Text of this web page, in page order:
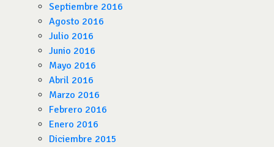
Septiembre 2016
Agosto 2016
Julio 2016
Junio 2016
Mayo 2016
Abril 2016
Marzo 2016
Febrero 2016
Enero 2016
Diciembre 2015